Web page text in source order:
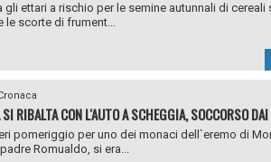
gli ettari a rischio per le semine autunnali di cereali
le scorte di frument...
RIBALTA CON L'AUTO A SCHEGGIA, SOCCORSO
pomeriggio per uno dei monaci dell`eremo di
Romualdo, si era...